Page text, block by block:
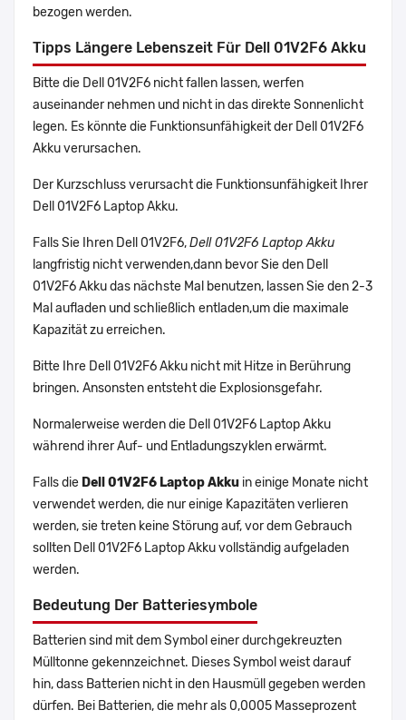
bezogen werden.
Tipps Längere Lebenszeit Für Dell 01V2F6 Akku
Bitte die Dell 01V2F6 nicht fallen lassen, werfen
auseinander nehmen und nicht in das direkte Sonnenlicht
legen. Es könnte die Funktionsunfähigkeit der Dell 01V2F6
Akku verursachen.
Der Kurzschluss verursacht die Funktionsunfähigkeit Ihrer
Dell 01V2F6 Laptop Akku.
Falls Sie Ihren Dell 01V2F6,Dell 01V2F6 Laptop Akku
langfristig nicht verwenden,dann bevor Sie den Dell
01V2F6 Akku das nächste Mal benutzen, lassen Sie den 2-3
Mal aufladen und schließlich entladen,um die maximale
Kapazität zu erreichen.
Bitte Ihre Dell 01V2F6 Akku nicht mit Hitze in Berührung
bringen. Ansonsten entsteht die Explosionsgefahr.
Normalerweise werden die Dell 01V2F6 Laptop Akku
während ihrer Auf- und Entladungszyklen erwärmt.
Falls die Dell 01V2F6 Laptop Akku in einige Monate nicht
verwendet werden, die nur einige Kapazitäten verlieren
werden, sie treten keine Störung auf, vor dem Gebrauch
sollten Dell 01V2F6 Laptop Akku vollständig aufgeladen
werden.
Bedeutung Der Batteriesymbole
Batterien sind mit dem Symbol einer durchgekreuzten
Mülltonne gekennzeichnet. Dieses Symbol weist darauf
hin, dass Batterien nicht in den Hausmüll gegeben werden
dürfen. Bei Batterien, die mehr als 0,0005 Masseprozent